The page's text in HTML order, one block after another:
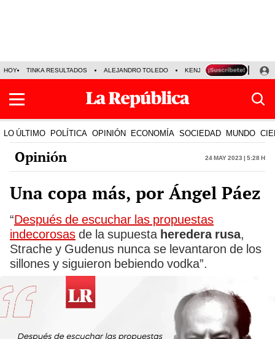
HOY TINKA RESULTADOS ALEJANDRO TOLEDO KENJI FUJIMORI
LO ÚLTIMO POLÍTICA OPINIÓN ECONOMÍA SOCIEDAD MUNDO
Opinión 24 May 2023 | 5:28 h
Una copa más, por Ángel Páez
“Después de escuchar las propuestas
indecorosas de la supuesta heredera rusa,
Strache y Gudenus nunca se levantaron de los
sillones y siguieron bebiendo vodka”.